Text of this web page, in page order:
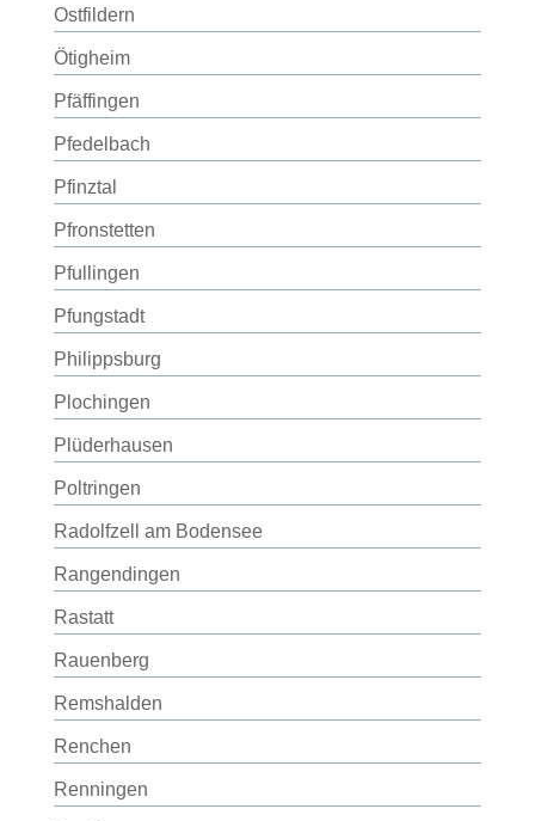
Ostfildern
Ötigheim
Pfäffingen
Pfedelbach
Pfinztal
Pfronstetten
Pfullingen
Pfungstadt
Philippsburg
Plochingen
Plüderhausen
Poltringen
Radolfzell am Bodensee
Rangendingen
Rastatt
Rauenberg
Remshalden
Renchen
Renningen